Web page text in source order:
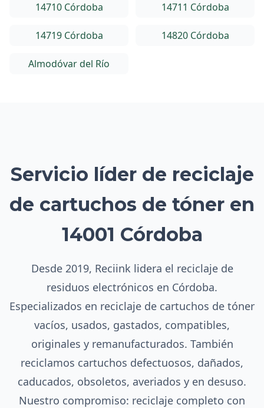
14710 Córdoba 14711 Córdoba
14719 Córdoba 14820 Córdoba
Almodóvar del Río
Servicio líder de reciclaje
de cartuchos de tóner en
14001 Córdoba
Desde 2019, Reciink lidera el reciclaje de
residuos electrónicos en Córdoba.
Especializados en reciclaje de cartuchos de tóner
vacíos, usados, gastados, compatibles,
originales y remanufacturados. También
reciclamos cartuchos defectuosos, dañados,
caducados, obsoletos, averiados y en desuso.
Nuestro compromiso: reciclaje completo con